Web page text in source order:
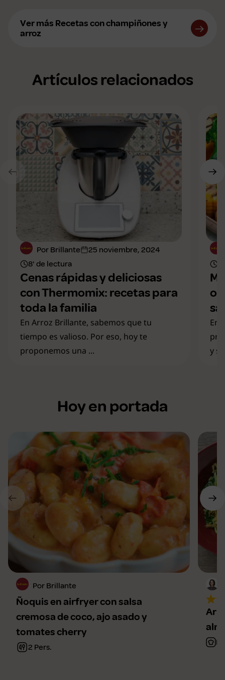
Ver más Recetas con champiñones y
arroz
Artículos relacionados
Por Brillante
25 noviembre, 2024
8' de lectura
Cenas rápidas y deliciosas
con Thermomix: recetas para
toda la familia
En Arroz Brillante, sabemos que tu
tiempo es valioso. Por eso, hoy te
proponemos una ...
En
y
Hoy en portada
Por Brillante
Ñoquis en airfryer con salsa
cremosa de coco, ajo asado y
tomates cherry
2 Pers.